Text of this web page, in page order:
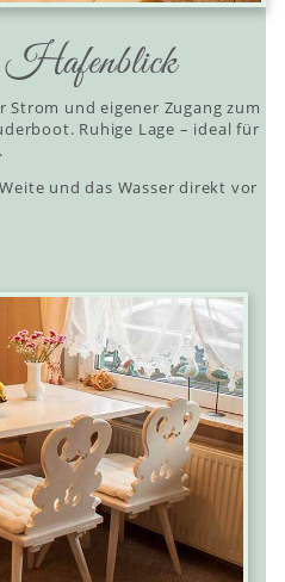
Hafenblick
und eigener Zugang zum
Ruhige Lage – ideal für
und das Wasser direkt vor